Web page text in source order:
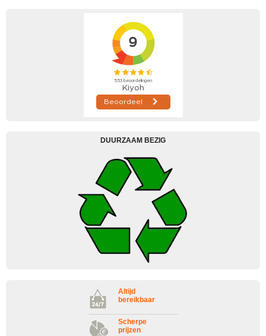
DUURZAAM BEZIG
Altijd
bereikbaar
Scherpe
prijzen